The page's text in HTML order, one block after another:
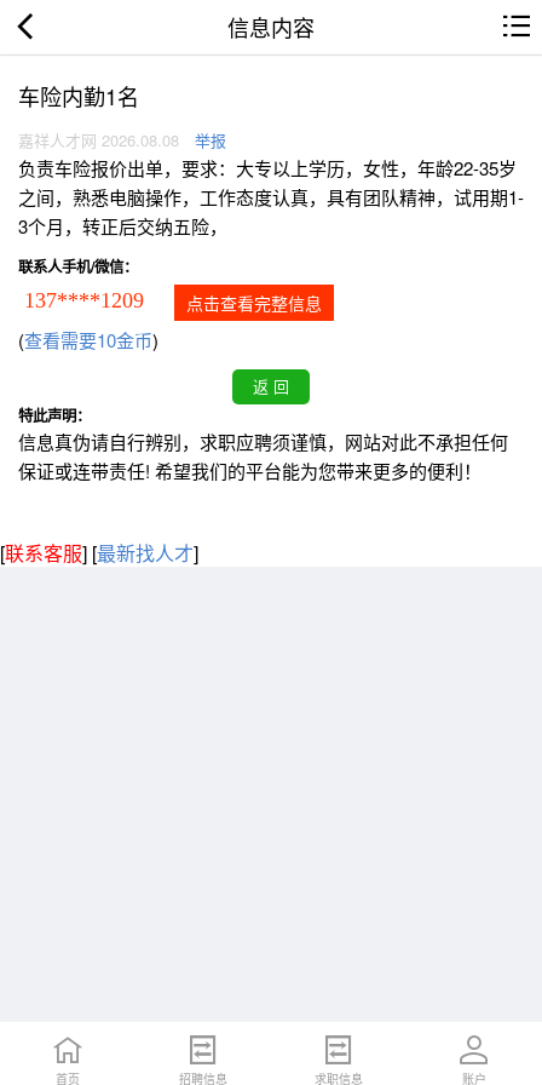
信息内容
车险内勤1名
嘉祥人才网 2026.08.08 举报
负责车险报价出单，要求：大专以上学历，女性，年龄22-35岁
之间，熟悉电脑操作，工作态度认真，具有团队精神，试用期1-
3个月，转正后交纳五险，
联系人手机/微信：
137****1209 点击查看完整信息
(查看需要10金币)
特此声明：
信息真伪请自行辨别，求职应聘须谨慎，网站对此不承担任何
保证或连带责任! 希望我们的平台能为您带来更多的便利！
[联系客服] [最新找人才]
首页 招聘信息 求职信息 账户